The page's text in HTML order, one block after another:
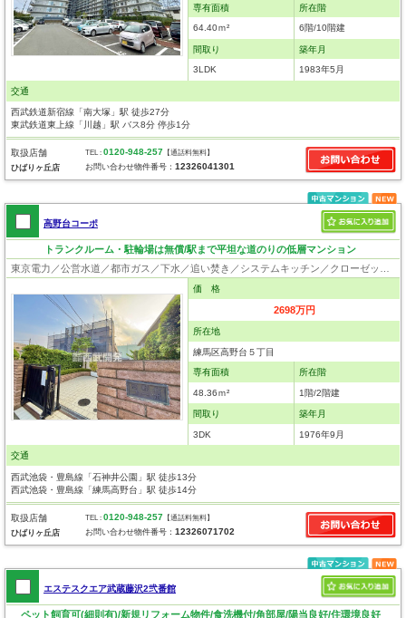
専有面積
64.40ｍ²
所在階
6階/10階建
間取り
3LDK
築年月
1983年5月
交通
西武鉄道新宿線「南大塚」駅 徒歩27分
東武鉄道東上線「川越」駅 バス8分 停歩1分
取扱店舗
ひばりヶ丘店
TEL :0120-948-257 【通話料無料】
お問い合わせ物件番号：12326041301
高野台コーポ
トランクルーム・駐輪場は無償/駅まで平坦な道のりの低層マンション
東京電力／公営水道／都市ガス／下水／追い焚き／システムキッチン／クローゼット／駐輪場
価 格
2698万円
所在地
練馬区高野台５丁目
専有面積
48.36ｍ²
所在階
1階/2階建
間取り
3DK
築年月
1976年9月
交通
西武池袋・豊島線「石神井公園」駅 徒歩13分
西武池袋・豊島線「練馬高野台」駅 徒歩14分
取扱店舗
ひばりヶ丘店
TEL :0120-948-257 【通話料無料】
お問い合わせ物件番号：12326071702
エステスクエア武蔵藤沢2弐番館
ペット飼育可(細則有)/新規リフォーム物件/食洗機付/角部屋/陽当良好/住環境良好